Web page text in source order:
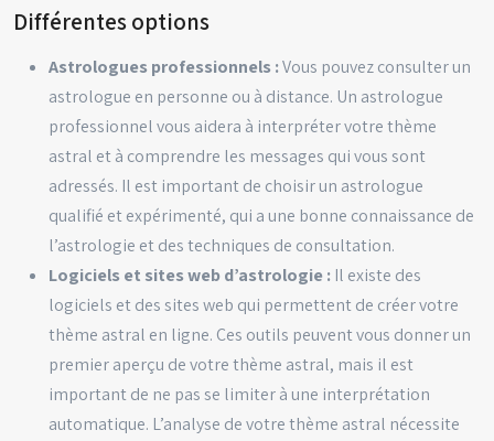
Différentes options
Astrologues professionnels :Vous pouvez consulter un
astrologue en personne ou à distance. Un astrologue
professionnel vous aidera à interpréter votre thème
astral et à comprendre les messages qui vous sont
adressés. Il est important de choisir un astrologue
qualifié et expérimenté, qui a une bonne connaissance de
l’astrologie et des techniques de consultation.
Logiciels et sites web d’astrologie : Il existe des
logiciels et des sites web qui permettent de créer votre
thème astral en ligne. Ces outils peuvent vous donner un
premier aperçu de votre thème astral, mais il est
important de ne pas se limiter à une interprétation
automatique. L’analyse de votre thème astral nécessite